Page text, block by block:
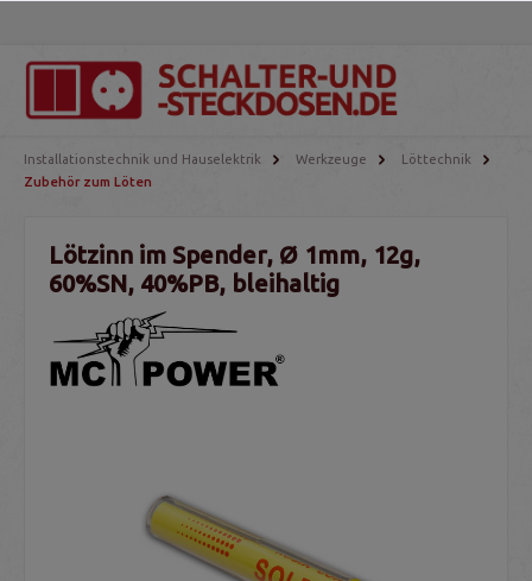
Installationstechnik und Hauselektrik Werkzeuge
Löttechnik
Zubehör zum Löten
Lötzinn im Spender, Ø 1mm, 12g,
60%SN, 40%PB, bleihaltig